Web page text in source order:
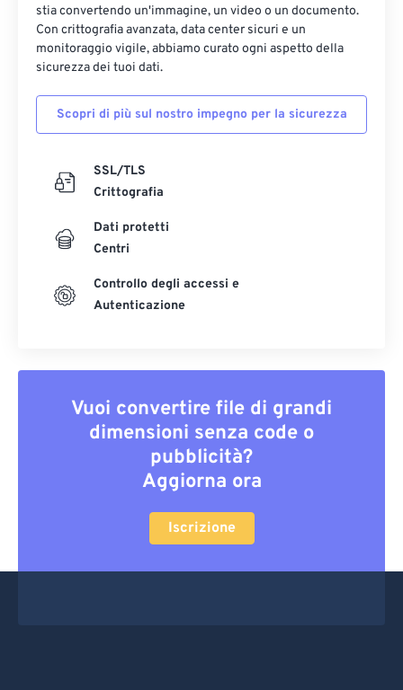
stia convertendo un'immagine, un video o un documento.
Con crittografia avanzata, data center sicuri e un
monitoraggio vigile, abbiamo curato ogni aspetto della
sicurezza dei tuoi dati.
Scopri di più sul nostro impegno per la sicurezza
SSL/TLS
Crittografia
Dati protetti
Centri
Controllo degli accessi e
Autenticazione
Vuoi convertire file di grandi
dimensioni senza code o
pubblicità?
Aggiorna ora
Iscrizione